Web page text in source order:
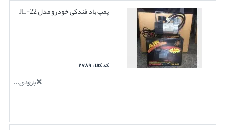
پمپ باد فندکی خودرو مدل JL-22
کد کالا : ۲۷۸۹
بزودی...